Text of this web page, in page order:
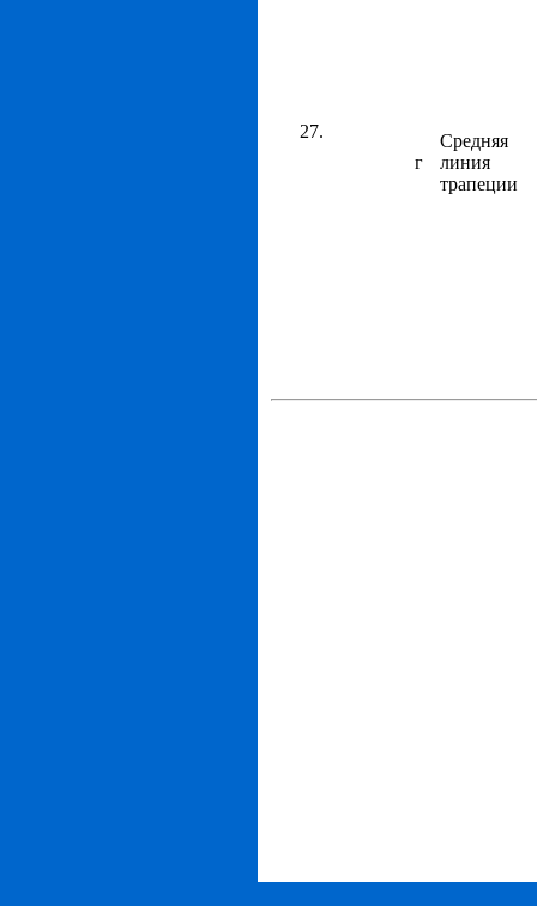
г
Средняя
линия
трапеции